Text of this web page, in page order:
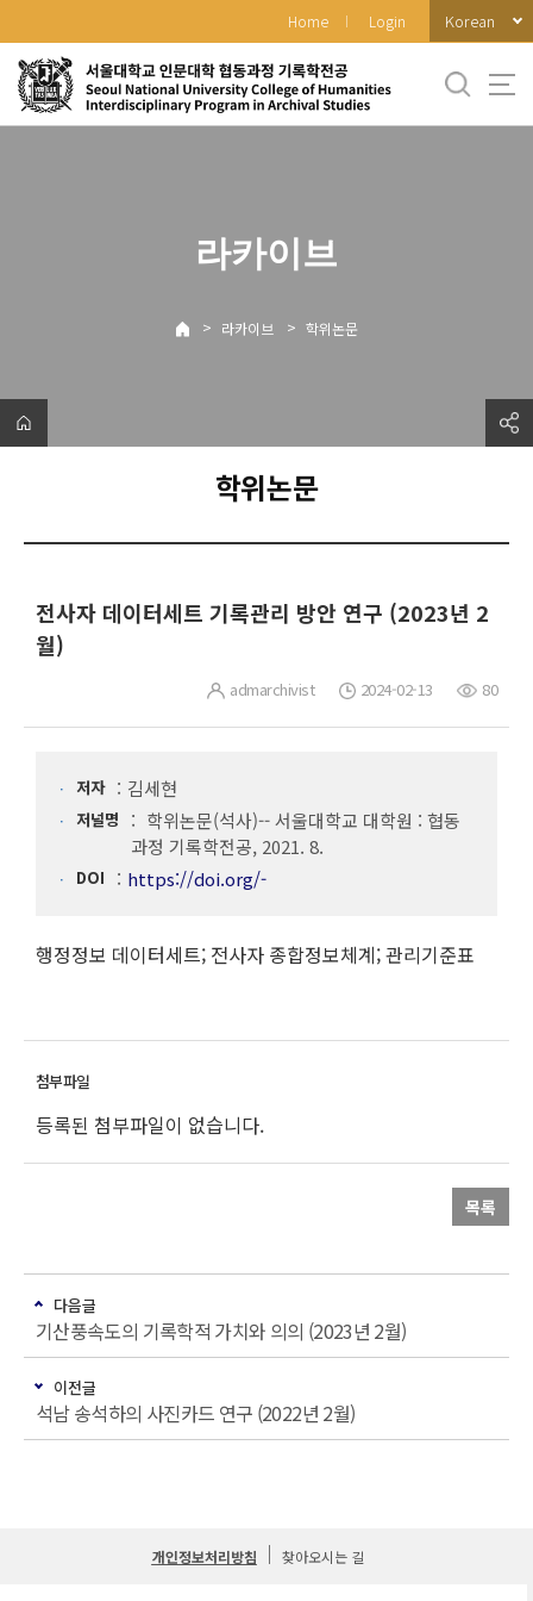
로
메
Home Login Korean
라카이브
> 라카이브 > 학위논문
학위논문
전사자 데이터세트 기록관리 방안 연구 (2023년 2
월)
admarchivist 2024-02-13 80
저자 김세현
저널명
학위논문(석사)-- 서울대학교 대학원 : 협동
과정 기록학전공, 2021. 8.
DOI https://doi.org/-
행정정보 데이터세트; 전사자 종합정보체계; 관리기준표
등록된 첨부파일이 없습니다.
목록
다음글
기산풍속도의 기록학적 가치와 의의 (2023년 2월)
이전글
석남 송석하의 사진카드 연구 (2022년 2월)
개인정보처리방침 찾아오시는 길